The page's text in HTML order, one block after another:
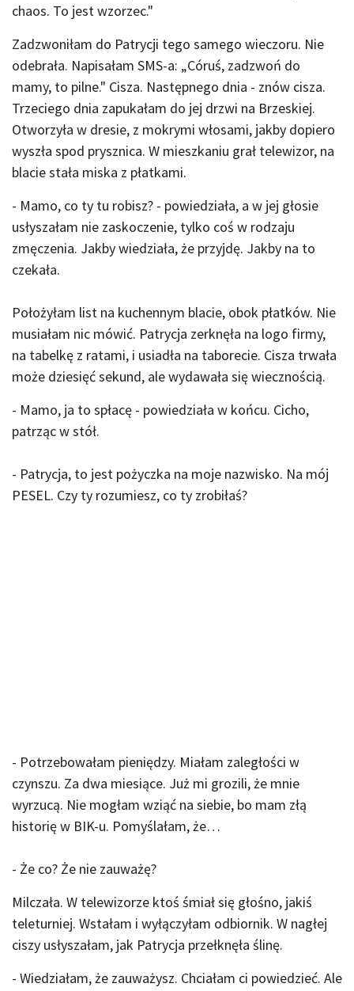
chaos. To jest wzorzec."
Zadzwoniłam do Patrycji tego samego wieczoru. Nie
odebrała. Napisałam SMS-a: „Córuś, zadzwoń do
mamy, to pilne." Cisza. Następnego dnia - znów cisza.
Trzeciego dnia zapukałam do jej drzwi na Brzeskiej.
Otworzyła w dresie, z mokrymi włosami, jakby dopiero
wyszła spod prysznica. W mieszkaniu grał telewizor, na
blacie stała miska z płatkami.
- Mamo, co ty tu robisz? - powiedziała, a w jej głosie
usłyszałam nie zaskoczenie, tylko coś w rodzaju
zmęczenia. Jakby wiedziała, że przyjdę. Jakby na to
czekała.
Położyłam list na kuchennym blacie, obok płatków. Nie
musiałam nic mówić. Patrycja zerknęła na logo firmy,
na tabelkę z ratami, i usiadła na taborecie. Cisza trwała
może dziesięć sekund, ale wydawała się wiecznością.
- Mamo, ja to spłacę - powiedziała w końcu. Cicho,
patrząc w stół.
- Patrycja, to jest pożyczka na moje nazwisko. Na mój
PESEL. Czy ty rozumiesz, co ty zrobiłaś?
- Potrzebowałam pieniędzy. Miałam zaległości w
czynszu. Za dwa miesiące. Już mi grozili, że mnie
wyrzucą. Nie mogłam wziąć na siebie, bo mam złą
historię w BIK-u. Pomyślałam, że…
- Że co? Że nie zauważę?
Milczała. W telewizorze ktoś śmiał się głośno, jakiś
teleturniej. Wstałam i wyłączyłam odbiornik. W nagłej
ciszy usłyszałam, jak Patrycja przełknęła ślinę.
- Wiedziałam, że zauważysz. Chciałam ci powiedzieć. Ale